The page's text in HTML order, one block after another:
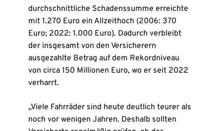
durchschnittliche Schadenssumme erreichte
mit 1.270 Euro ein Allzeithoch (2006: 370
Euro; 2022: 1.000 Euro). Dadurch verbleibt
der insgesamt von den Versicherern
ausgezahlte Betrag auf dem Rekordniveau
von circa 150 Millionen Euro, wo er seit 2022
verharrt.
„Viele Fahrräder sind heute deutlich teurer als
noch vor wenigen Jahren. Deshalb sollten